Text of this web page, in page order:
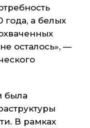
а белых
осталось», —
была
В рамках